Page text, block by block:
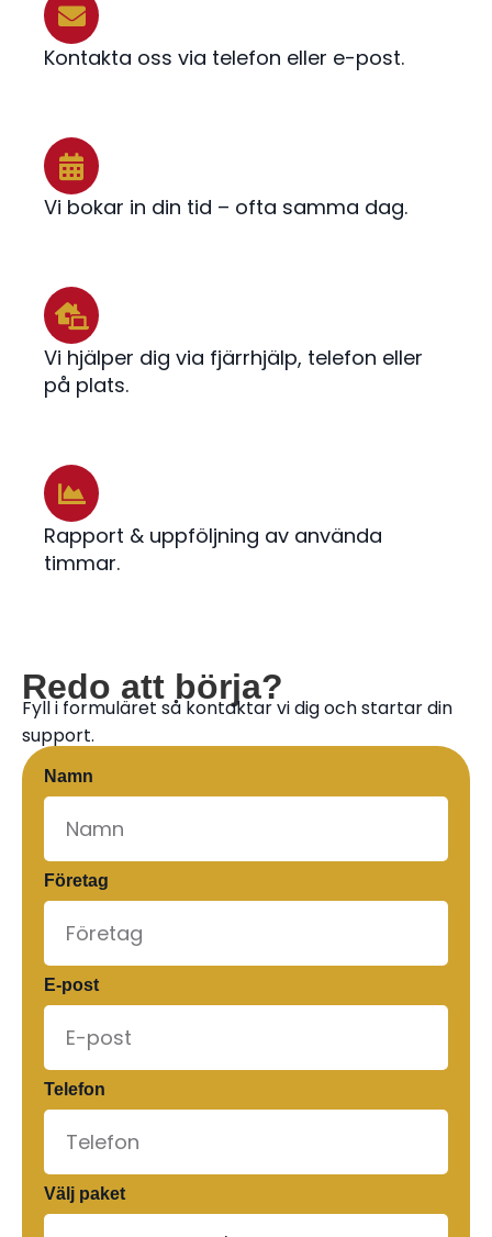
Kontakta oss via telefon eller e-post.
Vi bokar in din tid – ofta samma dag.
Vi hjälper dig via fjärrhjälp, telefon eller
på plats.
Rapport & uppföljning av använda
timmar.
Redo att börja?
Fyll i formuläret så kontaktar vi dig och startar din
support.
Namn
Företag
E-post
Telefon
Välj paket